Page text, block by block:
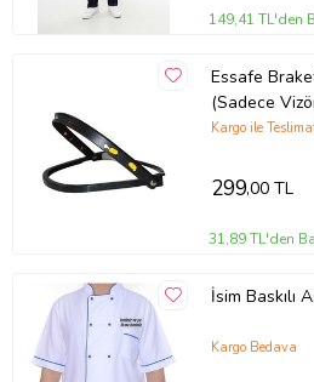
149,41 TL'den
Essafe
(Sadece
Kargo ile
299,00 TL
31,89 TL'den
Kargo Bedava